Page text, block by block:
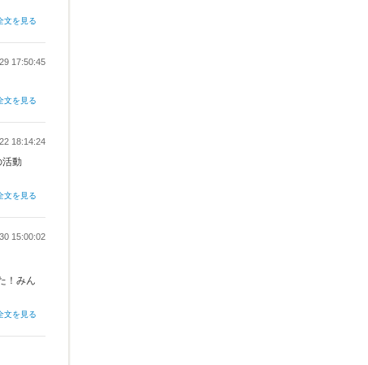
文を見る
17:50:45
文を見る
18:14:24
活動
文を見る
15:00:02
！みん
文を見る